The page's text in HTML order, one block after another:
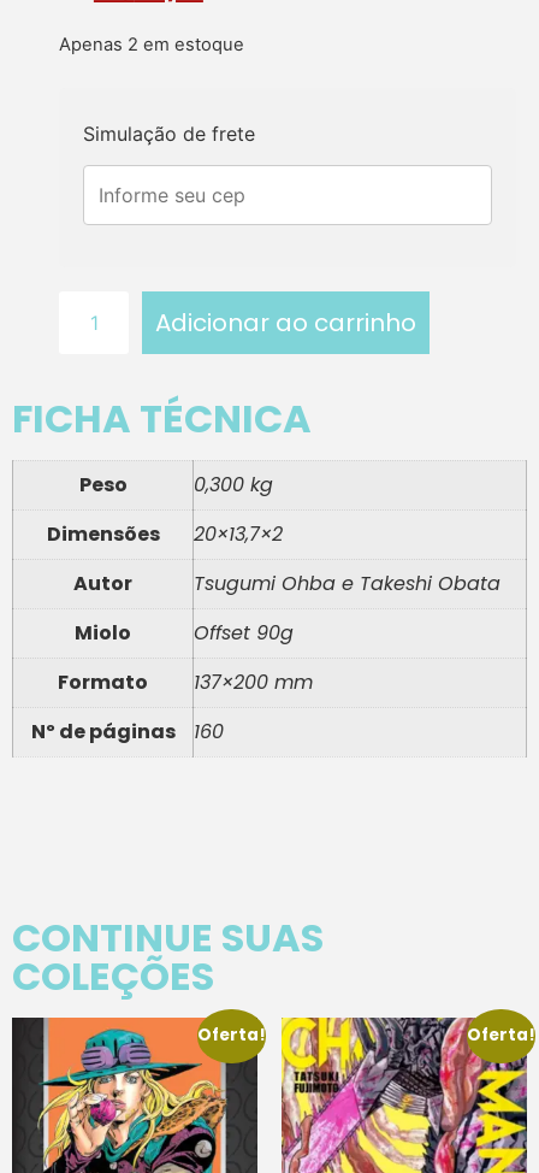
Apenas 2 em estoque
Simulação de frete
Adicionar ao carrinho
FICHA TÉCNICA
Peso
0,300 kg
Dimensões
20×13,7×2
Autor
Tsugumi Ohba e Takeshi Obata
Miolo
Offset 90g
Formato
137×200 mm
Nº de páginas
160
CONTINUE SUAS
COLEÇÕES
Oferta! Oferta!